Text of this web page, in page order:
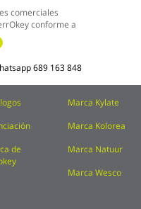
comerciales
conforme a
689 163 848
de
Marca Kylate
Marca Kolorea
Marca Natuur
Marca Wesco